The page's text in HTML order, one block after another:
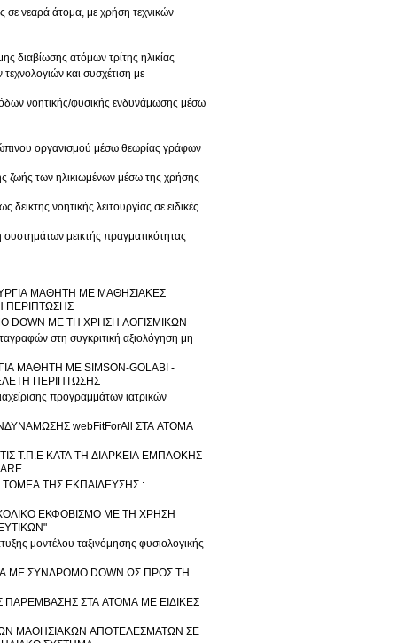
νεαρά άτομα, με χρήση τεχνικών
διαβίωσης ατόμων τρίτης ηλικίας
και συσχέτιση με
νοητικής/φυσικής ενδυνάμωσης μέσω
οργανισμού μέσω θεωρίας γράφων
ζωής των ηλικιωμένων μέσω της χρήσης
νοητικής λειτουργίας σε ειδικές
μεικτής πραγματικότητας
ΜΑΘΗΤΗ ΜΕ ΜΑΘΗΣΙΑΚΕΣ
ΠΕΡΙΠΤΩΣΗΣ
DOWN ΜΕ ΤΗ ΧΡΗΣΗ ΛΟΓΙΣΜΙΚΩΝ
στη συγκριτική αξιολόγηση μη
ΜΑΘΗΤΗ ΜΕ SIMSON-GOLABI -
ΠΕΡΙΠΤΩΣΗΣ
προγραμμάτων ιατρικών
webFitForAll ΣΤΑ ΑΤΟΜΑ
Τ.Π.Ε ΚΑΤΑ ΤΗ ΔΙΑΡΚΕΙΑ ΕΜΠΛΟΚΗΣ
ΤΗΣ ΕΚΠΑΙΔΕΥΣΗΣ :
ΕΚΦΟΒΙΣΜΟ ΜΕ ΤΗ ΧΡΗΣΗ
μοντέλου ταξινόμησης φυσιολογικής
ΜΕ ΣΥΝΔΡΟΜΟ DOWN ΩΣ ΠΡΟΣ ΤΗ
ΠΑΡΕΜΒΑΣΗΣ ΣΤΑ ΑΤΟΜΑ ΜΕ ΕΙΔΙΚΕΣ
ΜΑΘΗΣΙΑΚΩΝ ΑΠΟΤΕΛΕΣΜΑΤΩΝ ΣΕ